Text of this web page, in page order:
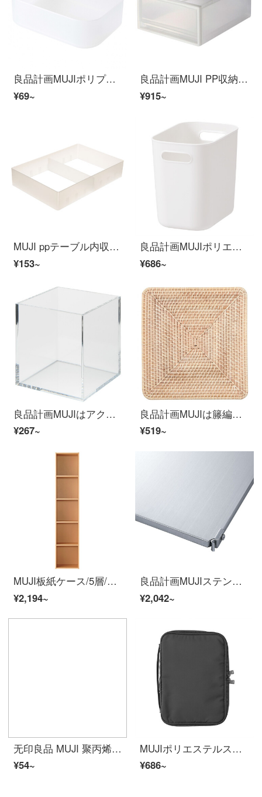
良品計画MUJIポリプロピレン化粧箱1/4横型半透明約150×110×45 mm
¥69~
良品計画MUJI PP収納ケース引き出し式衣類収納無色深さ約34 x 44.5 x 30 cm
¥915~
MUJI ppテーブル内収納ケース133*200*40 mm
¥153~
良品計画MUJIポリエチレンソフトケース/ハーフタイプ/長さ18×幅25.5×高さ24 cm
¥686~
良品計画MUJIはアクリルテーブルに収納ケースを重ねられます。/長さ8.4 x幅8.4 x高さ9 cmです。
¥267~
良品計画MUJIは籐編みの四角形バスケットを重ねて他の長さ35×幅36×高さ3 cmをカバーすることができます。
¥519~
MUJI板紙ケース/5層/ベージュ/A 4(5段)幅37.5*奥行き29*高さ180 cm
¥2,194~
良品計画MUJIステンレスセット用/棚追加/ステンレス長さ56 cm用
¥2,042~
无印良品 MUJI 聚丙烯小物盒/SS 半透明 37×63×12mm
¥54~
MUJIポリエステルスケジュール本収納袋/付筆袋学生文房具収納可能サイズ：約128 x 182 mm
¥686~